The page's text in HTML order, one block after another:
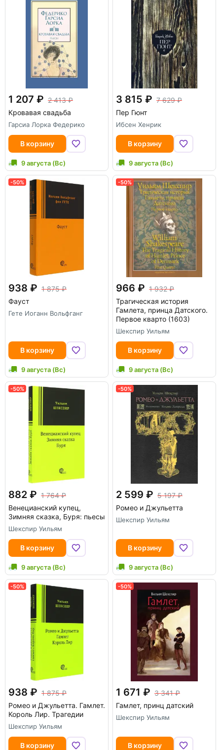
1 207
2 413
Кровавая свадьба
Гарсиа Лорка Федерико
В корзину
9 августа (Вс)
3 815
7 629
Пер Гюнт
Ибсен Хенрик
В корзину
9 августа (Вс)
-50%
938
1 875
Фауст
Гете Иоганн Вольфганг
В корзину
9 августа (Вс)
-50%
966
1 932
Трагическая история
Гамлета, принца Датского.
Первое кварто (1603)
Шекспир Уильям
В корзину
9 августа (Вс)
-50%
882
1 764
Венецианский купец,
Зимняя сказка, Буря: пьесы
Шекспир Уильям
В корзину
9 августа (Вс)
-50%
2 599
5 197
Ромео и Джульетта
Шекспир Уильям
В корзину
9 августа (Вс)
-50%
938
1 875
Ромео и Джульетта. Гамлет.
Король Лир. Трагедии
Шекспир Уильям
В корзину
-50%
1 671
3 341
Гамлет, принц датский
Шекспир Уильям
В корзину